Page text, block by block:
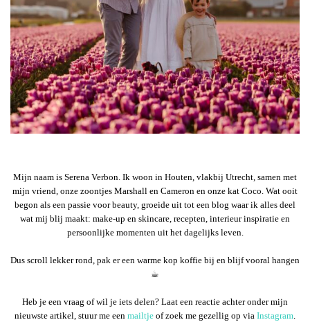
Mijn naam is Serena Verbon. Ik woon in Houten, vlakbij Utrecht, samen met
mijn vriend, onze zoontjes Marshall en Cameron en onze kat Coco. Wat ooit
begon als een passie voor beauty, groeide uit tot een blog waar ik alles deel
wat mij blij maakt: make-up en skincare, recepten, interieur inspiratie en
persoonlijke momenten uit het dagelijks leven.
Dus scroll lekker rond, pak er een warme kop koffie bij en blijf vooral hangen
☕︎
Heb je een vraag of wil je iets delen? Laat een reactie achter onder mijn
nieuwste artikel, stuur me een mailtje of zoek me gezellig op via Instagram